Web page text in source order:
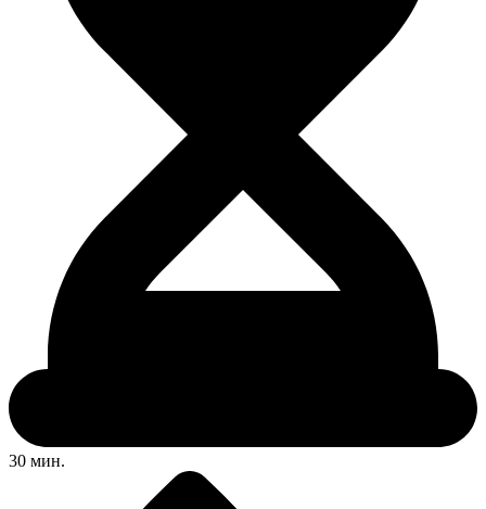
30 мин.